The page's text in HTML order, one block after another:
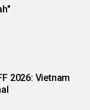
2026: Vietnam